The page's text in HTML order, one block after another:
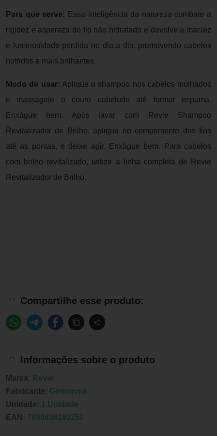
Para que serve: Essa inteligência da natureza combate a
rigidez e aspereza do fio não hidratado e devolve a maciez
e luminosidade perdida no dia a dia, promovendo cabelos
nutridos e mais brilhantes.
Modo de usar: Aplique o shampoo nos cabelos molhados
e massageie o couro cabeludo até formar espuma.
Enxágue bem. Após lavar com Revie Shampoo
Revitalizador de Brilho, aplique no comprimento dos fios
até as pontas, e deixe agir. Enxágue bem. Para cabelos
com brilho revitalizado, utilize a linha completa de Revie
Revitalizador de Brilho.
Compartilhe esse produto:
Informações sobre o produto
Marca: Revie
Fabricante: Genomma
Unidade: 1 Unidade
EAN: 7898636192250